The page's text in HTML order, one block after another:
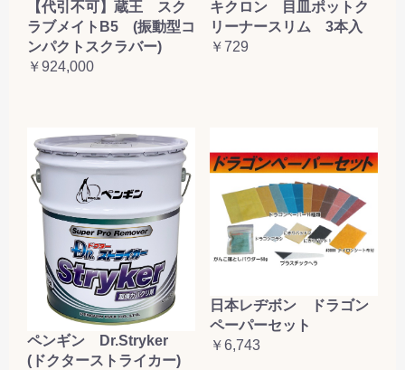
【代引不可】蔵王 スク
ラブメイトB5 (振動型コ
ンパクトスクラバー)
￥924,000
キクロン 目皿ポットク
リーナースリム 3本入
￥729
ペンギン Dr.Stryker
(ドクターストライカー)
日本レヂボン ドラゴン
ペーパーセット
￥6,743